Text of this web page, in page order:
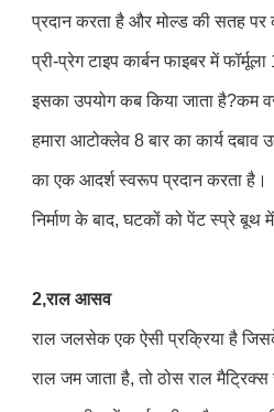
प्रदान करता है और मोल्ड की सतह
प्री-प्रेग टाइप कार्बन फाइबर में
इसका उपयोग कब किया जाता है?कम
हमारा आटोक्लेव 8 बार का कार्य दबाव
का एक आदर्श स्वरूप प्रदान करता है।
निर्माण के बाद, घटकों को पेंट स्प्रे बूथ
2,राल आसव
राल जलसेक एक ऐसी प्रक्रिया है
राल जम जाता है, तो ठोस राल